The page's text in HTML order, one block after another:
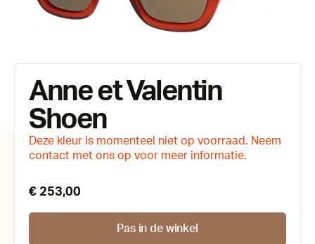
Anne et Valentin
Shoen
Deze kleur is momenteel niet op voorraad. Neem
contact met ons op voor meer informatie.
€ 253,00
Pas in de winkel